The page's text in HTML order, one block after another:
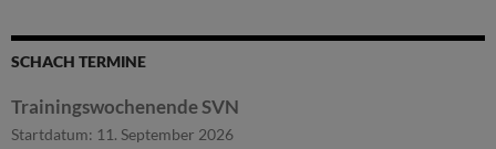
SCHACH TERMINE
Trainingswochenende SVN
Startdatum: 11. September 2026